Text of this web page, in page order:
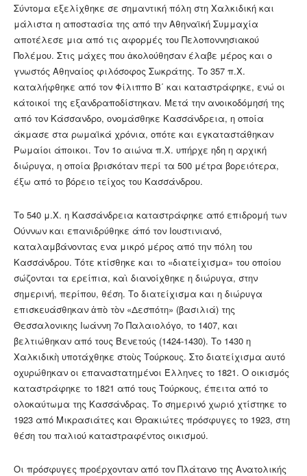
Σύντομα εξελίχθηκε σε σημαντική πόλη στη Χαλκιδική και
μάλιστα η αποστασία της από την Αθηναϊκή Συμμαχία
αποτέλεσε μια από τις αφορμές του Πελοποννησιακού
Πολέμου. Στις μάχες που ἀκολούθησαν έλαβε μέρος και ο
γνωστός Αθηναίος φιλόσοφος Σωκράτης. Το 357 π.Χ.
καταλήφθηκε από τον Φίλιππο Β΄ και καταστράφηκε, ενώ οι
κάτοικοί της εξανδραποδίστηκαν. Μετά την ανοικοδόμησή της
από τον Κάσσανδρο, ονομάσθηκε Κασσάνδρεια, η οποία
άκμασε στα ρωμαϊκά χρόνια, οπότε και εγκαταστάθηκαν
Ρωμαίοι άποικοι. Τον 1ο αιώνα π.Χ. υπήρχε ηδη η αρχική
διώρυγα, η οποία βρισκόταν περί τα 500 μέτρα βορειότερα,
έξω από το βόρειο τείχος του Κασσάνδρου.
Το 540 μ.Χ. η Κασσάνδρεια καταστράφηκε από επιδρομή των
Ούννων και επανιδρύθηκε άπό τον Ιουστινιανό,
καταλαμβάνοντας ενα μικρό μέρος από την πόλη του
Κασσάνδρου. Τότε κτίσθηκε και το «διατείχισμα» του οποίου
σώζονται τα ερείπια, καὶ διανοίχθηκε η διώρυγα, στην
σημερινή, περίπου, θέση. Το διατείχισμα και η διώρυγα
επισκευάσθηκαν ἀπὸ τὸν «Δεσπότη» (βασιλιά) της
Θεσσαλονικης Ιωάννη 7ο Παλαιολόγο, το 1407, και
βελτιώθηκαν από τους Βενετούς (1424-1430). Το 1430 η
Χαλκιδικὴ υποτάχθηκε στοὺς Τούρκους. Στο διατείχισμα αυτό
οχυρώθηκαν οι επαναστατημένοι Έλληνες το 1821. Ο οικισμός
καταστράφηκε το 1821 από τους Τούρκους, έπειτα από το
ολοκαύτωμα της Κασσάνδρας. Το σημερινό χωριό χτίστηκε το
1923 από Μικρασιάτες και Θρακιώτες πρόσφυγες το 1923, στη
θέση του παλιού καταστραφέντος οικισμού.
Οι πρόσφυγες προέρχονταν από τον Πλάτανο της Ανατολικής